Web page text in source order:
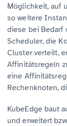
Möglichkeit, auf
so weitere
diese bei Bedarf
Scheduler, die
Cluster verteilt,
Affinitätsregeln
eine
Rechenknoten,
KubeEdge baut
und erweitert